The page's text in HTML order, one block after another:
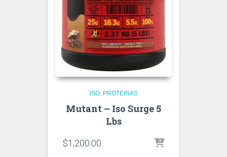
ISO PROTEINAS
Mutant – Iso Surge 5
Lbs
$1,200.00